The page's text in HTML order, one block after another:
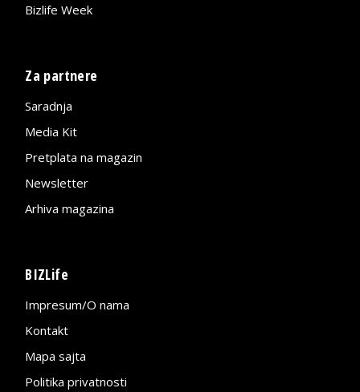
Bizlife Week
Za partnere
Saradnja
Media Kit
Pretplata na magazin
Newsletter
Arhiva magazina
BIZLife
Impresum/O nama
Kontakt
Mapa sajta
Politika privatnosti